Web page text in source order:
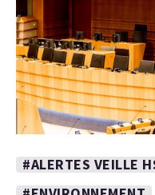
#ALERTES VEILLE